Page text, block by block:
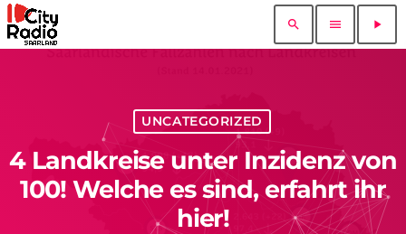
search menu play_arrow
UNCATEGORIZED
4 Landkreise unter Inzidenz von
100! Welche es sind, erfahrt ihr
hier!